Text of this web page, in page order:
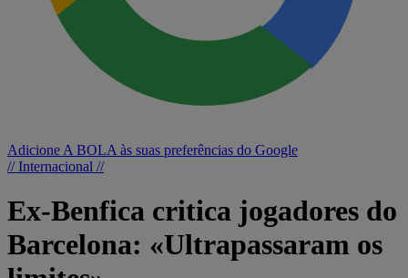
Adicione A BOLA às suas preferências do Google
// Internacional //
Ex-Benfica critica jogadores do
Barcelona: «Ultrapassaram os